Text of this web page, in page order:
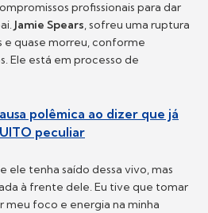
profissionais para dar
Jamie Spears, sofreu uma ruptura
e quase morreu, conforme
Ele está em processo de
polêmica ao dizer que já
peculiar
ele tenha saído dessa vivo, mas
à frente dele. Eu tive que tomar
meu foco e energia na minha